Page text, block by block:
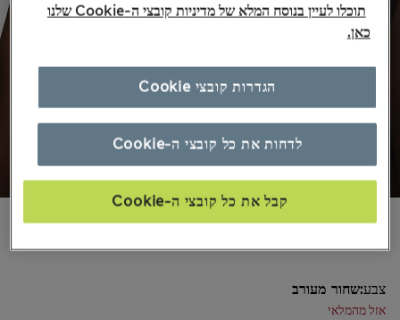
₪165,00
צבע:שחור מעורב
אזל מהמלאי
תוכלו לעיין בנוסח המלא של מדיניות קובצי ה-Cookie שלנו
כאן.
לדחות את כל קובצי ה-Cookie
קבל את כל קובצי ה-Cookie
הגדרות קובצי Cookie